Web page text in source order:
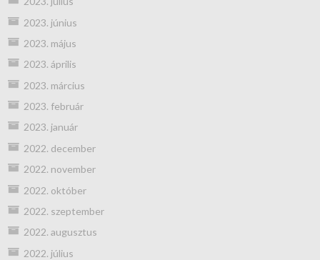
2023. június
2023. május
2023. április
2023. március
2023. február
2023. január
2022. december
2022. november
2022. október
2022. szeptember
2022. augusztus
2022. július